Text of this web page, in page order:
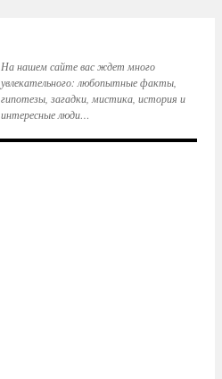
На нашем сайте вас ждет много
увлекательного: любопытные факты,
гипотезы, загадки, мистика, история и
интересные люди…